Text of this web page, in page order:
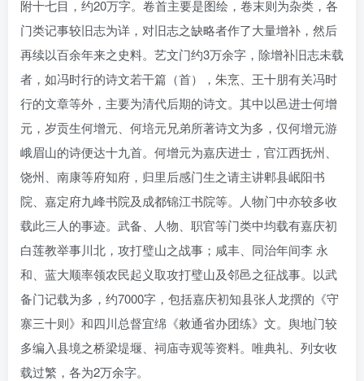
附十七目，约20万字。卷首主要是图绘，卷末则为杂类，各
门类记事较旧志为详，对旧志之缺略者作了大量增补，然后
再续以百余年来之史料。艺文门约3万余字，除增补旧志未载
者，如冯时行的诗文若干篇（首），朱烹、王十朋有关冯时
行的文章等外，主要为清代后期的诗文。其中以邑进士何增
元，岁贡生何增元、何培元兄弟所著诗文为多，仅何增元游
峨眉山的诗便达十九首。何增元为嘉庆进士，官江西抚州、
饶州、南康等府知府，归里后感门生之请主讲郫县岷阳书
院、嘉定府九峰书院及成都锦江书院等。人物门中亦较多收
载此三人的事迹。武备、人物、职官等门类中均载有嘉庆初
白莲教举事川北，攻打璧山之战事；咸丰、同治年间李 永
和、蓝大顺率领农民起义取攻打璧山及邻邑之征战事。以武
备门记载为多，约7000字，包括嘉庆初知县张人龙撰的《守
寨三十则》和四川总督宜绵《敕通省办团练》文。舆地门较
多编入县境之桥梁堤堰、祠庙寺观等资料。唯典礼、列女收
载过繁，各为2万余字。